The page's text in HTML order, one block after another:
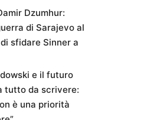
Dzumhur:
di Sarajevo al
sfidare Sinner a
e il futuro
tutto da scrivere:
è una priorità